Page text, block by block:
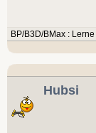
BP/B3D/BMax :
Hubsi